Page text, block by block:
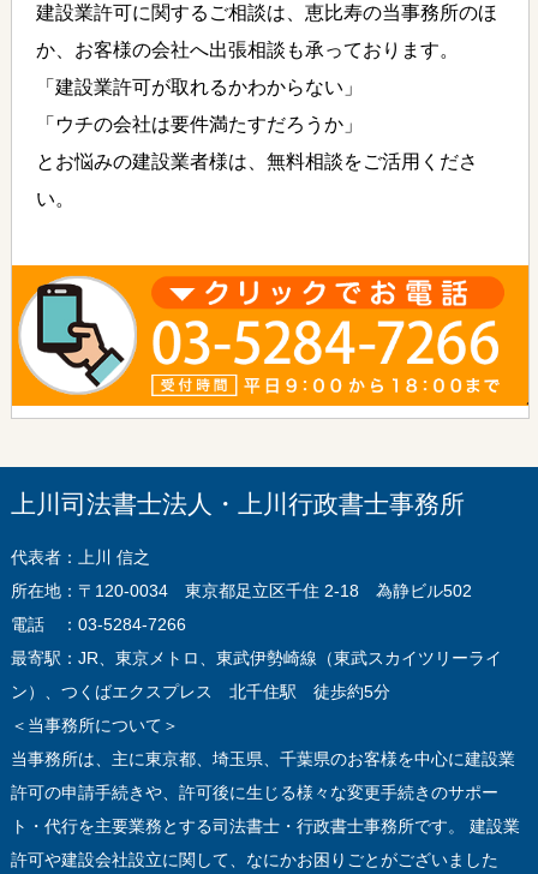
建設業許可に関するご相談は、恵比寿の当事務所のほ
か、お客様の会社へ出張相談も承っております。
「建設業許可が取れるかわからない」
「ウチの会社は要件満たすだろうか」
とお悩みの建設業者様は、無料相談をご活用くださ
い。
上川司法書士法人・上川行政書士事務所
代表者：上川 信之
所在地：〒120-0034 東京都足立区千住 2-18 為静ビル502
電話 ：03-5284-7266
最寄駅：JR、東京メトロ、東武伊勢崎線（東武スカイツリーライ
ン）、つくばエクスプレス 北千住駅 徒歩約5分
＜当事務所について＞
当事務所は、主に東京都、埼玉県、千葉県のお客様を中心に建設業
許可の申請手続きや、許可後に生じる様々な変更手続きのサポー
ト・代行を主要業務とする司法書士・行政書士事務所です。 建設業
許可や建設会社設立に関して、なにかお困りごとがございました